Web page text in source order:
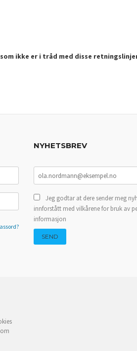
ikke er i tråd med disse
NYHETSBREV
Jeg godtar at dere sender meg
innforstått med vilkårene for bruk av
informasjon